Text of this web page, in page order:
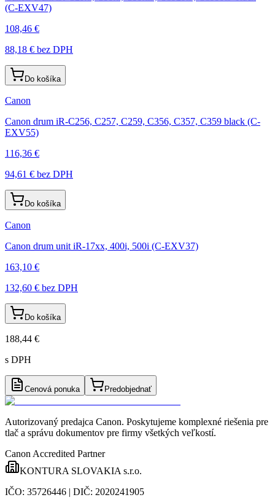
(C-EXV47)
108,46 €
88,18 € bez DPH
Do košíka
Canon
Canon drum iR-C256, C257, C259, C356, C357, C359 black (C-
EXV55)
116,36 €
94,61 € bez DPH
Do košíka
Canon
Canon drum unit iR-17xx, 400i, 500i (C-EXV37)
163,10 €
132,60 € bez DPH
Do košíka
188,44 €
s DPH
Cenová ponuka Predobjednať
Autorizovaný predajca Canon. Poskytujeme komplexné riešenia pre
tlač a správu dokumentov pre firmy všetkých veľkostí.
Canon Accredited Partner
KONTURA SLOVAKIA s.r.o.
IČO: 35726446 | DIČ: 2020241905